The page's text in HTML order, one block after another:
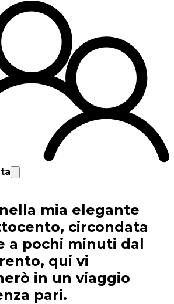
mia elegante
circondata
a pochi minuti dal
qui vi
in un viaggio
pari.